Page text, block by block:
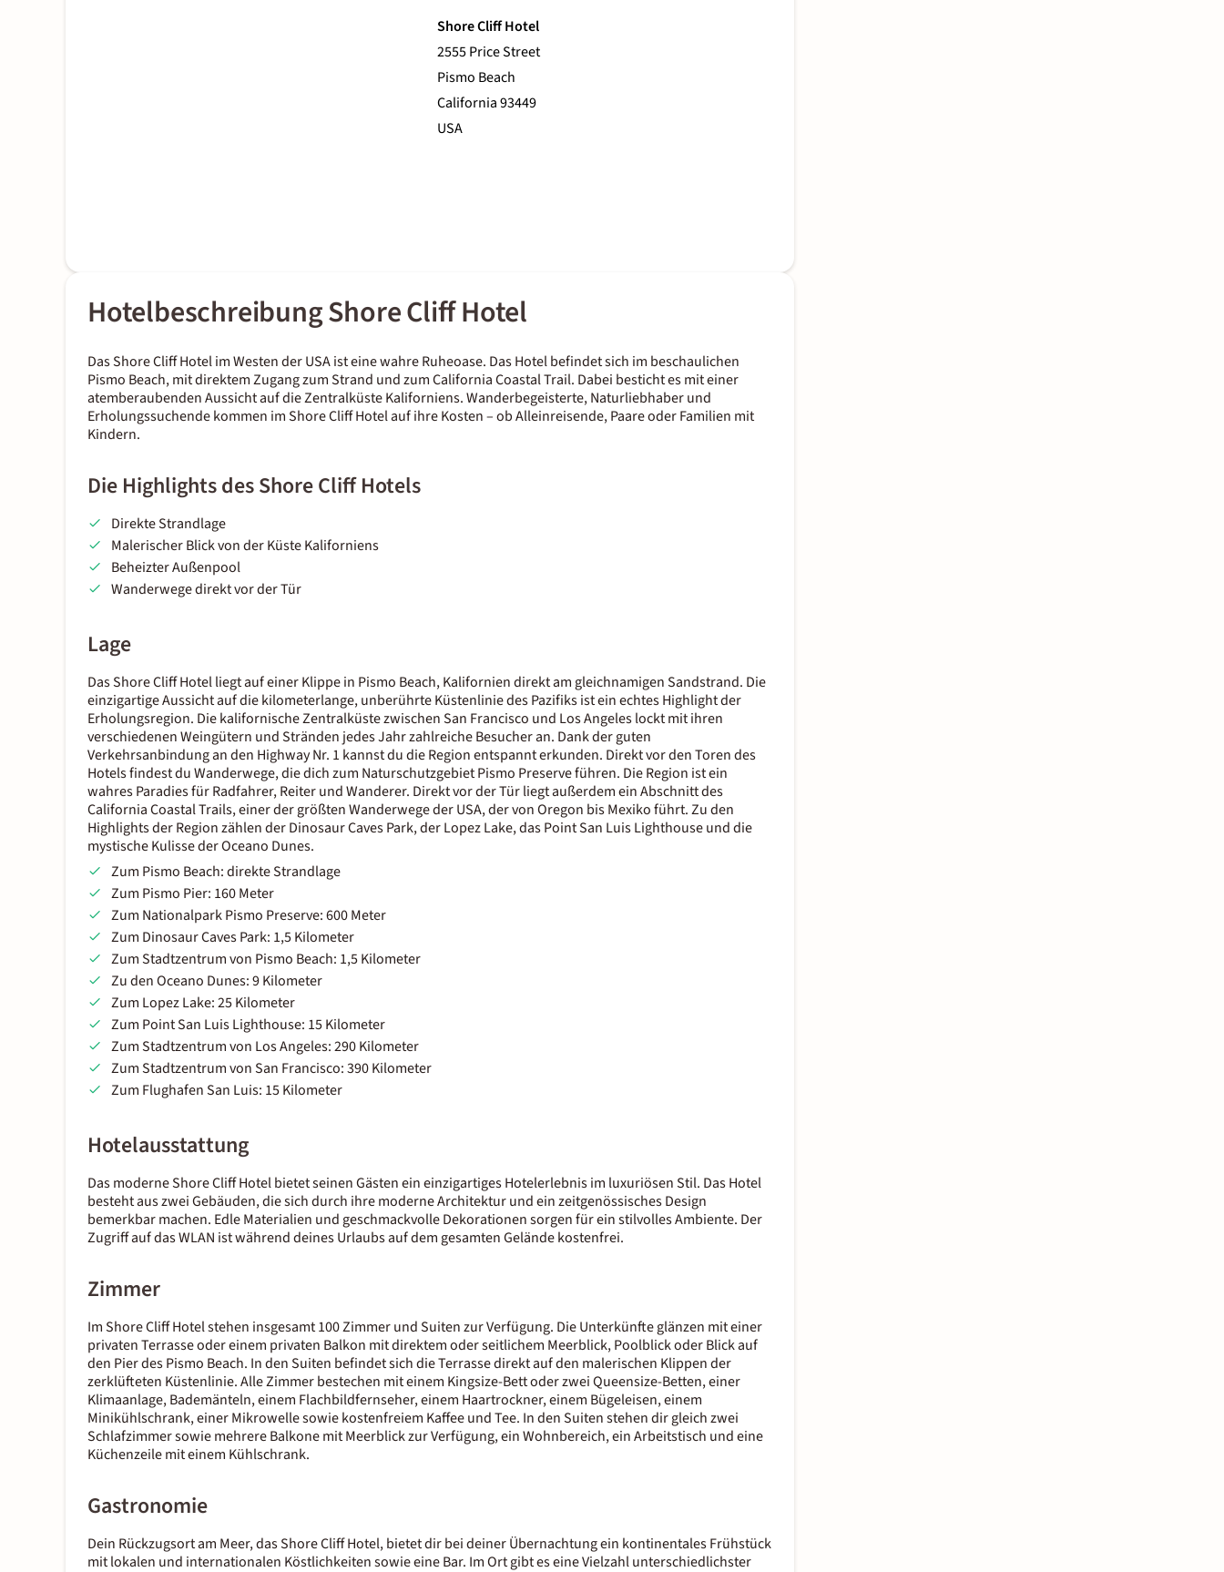
Shore Cliff Hotel
2555 Price Street
Pismo Beach
California 93449
USA
Hotelbeschreibung Shore Cliff Hotel
Das Shore Cliff Hotel im Westen der USA ist eine wahre Ruheoase. Das Hotel befindet sich im beschaulichen
Pismo Beach, mit direktem Zugang zum Strand und zum California Coastal Trail. Dabei besticht es mit einer
atemberaubenden Aussicht auf die Zentralküste Kaliforniens. Wanderbegeisterte, Naturliebhaber und
Erholungssuchende kommen im Shore Cliff Hotel auf ihre Kosten – ob Alleinreisende, Paare oder Familien mit
Kindern.
Die Highlights des Shore Cliff Hotels
Direkte Strandlage
Malerischer Blick von der Küste Kaliforniens
Beheizter Außenpool
Wanderwege direkt vor der Tür
Lage
Das Shore Cliff Hotel liegt auf einer Klippe in Pismo Beach, Kalifornien direkt am gleichnamigen Sandstrand. Die
einzigartige Aussicht auf die kilometerlange, unberührte Küstenlinie des Pazifiks ist ein echtes Highlight der
Erholungsregion. Die kalifornische Zentralküste zwischen San Francisco und Los Angeles lockt mit ihren
verschiedenen Weingütern und Stränden jedes Jahr zahlreiche Besucher an. Dank der guten
Verkehrsanbindung an den Highway Nr. 1 kannst du die Region entspannt erkunden. Direkt vor den Toren des
Hotels findest du Wanderwege, die dich zum Naturschutzgebiet Pismo Preserve führen. Die Region ist ein
wahres Paradies für Radfahrer, Reiter und Wanderer. Direkt vor der Tür liegt außerdem ein Abschnitt des
California Coastal Trails, einer der größten Wanderwege der USA, der von Oregon bis Mexiko führt. Zu den
Highlights der Region zählen der Dinosaur Caves Park, der Lopez Lake, das Point San Luis Lighthouse und die
mystische Kulisse der Oceano Dunes.
Zum Pismo Beach: direkte Strandlage
Zum Pismo Pier: 160 Meter
Zum Nationalpark Pismo Preserve: 600 Meter
Zum Dinosaur Caves Park: 1,5 Kilometer
Zum Stadtzentrum von Pismo Beach: 1,5 Kilometer
Zu den Oceano Dunes: 9 Kilometer
Zum Lopez Lake: 25 Kilometer
Zum Point San Luis Lighthouse: 15 Kilometer
Zum Stadtzentrum von Los Angeles: 290 Kilometer
Zum Stadtzentrum von San Francisco: 390 Kilometer
Zum Flughafen San Luis: 15 Kilometer
Hotelausstattung
Das moderne Shore Cliff Hotel bietet seinen Gästen ein einzigartiges Hotelerlebnis im luxuriösen Stil. Das Hotel
besteht aus zwei Gebäuden, die sich durch ihre moderne Architektur und ein zeitgenössisches Design
bemerkbar machen. Edle Materialien und geschmackvolle Dekorationen sorgen für ein stilvolles Ambiente. Der
Zugriff auf das WLAN ist während deines Urlaubs auf dem gesamten Gelände kostenfrei.
Zimmer
Im Shore Cliff Hotel stehen insgesamt 100 Zimmer und Suiten zur Verfügung. Die Unterkünfte glänzen mit einer
privaten Terrasse oder einem privaten Balkon mit direktem oder seitlichem Meerblick, Poolblick oder Blick auf
den Pier des Pismo Beach. In den Suiten befindet sich die Terrasse direkt auf den malerischen Klippen der
zerklüfteten Küstenlinie. Alle Zimmer bestechen mit einem Kingsize-Bett oder zwei Queensize-Betten, einer
Klimaanlage, Bademänteln, einem Flachbildfernseher, einem Haartrockner, einem Bügeleisen, einem
Minikühlschrank, einer Mikrowelle sowie kostenfreiem Kaffee und Tee. In den Suiten stehen dir gleich zwei
Schlafzimmer sowie mehrere Balkone mit Meerblick zur Verfügung, ein Wohnbereich, ein Arbeitstisch und eine
Küchenzeile mit einem Kühlschrank.
Gastronomie
Dein Rückzugsort am Meer, das Shore Cliff Hotel, bietet dir bei deiner Übernachtung ein kontinentales Frühstück
mit lokalen und internationalen Köstlichkeiten sowie eine Bar. Im Ort gibt es eine Vielzahl unterschiedlichster